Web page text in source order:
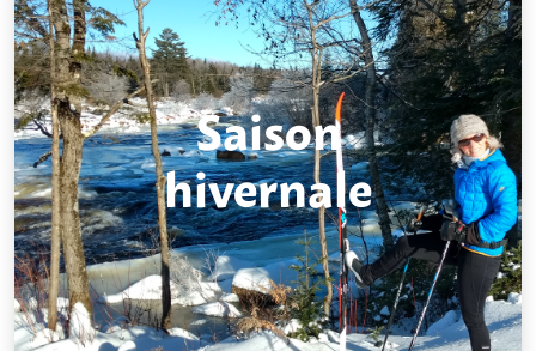
Saison
hivernale